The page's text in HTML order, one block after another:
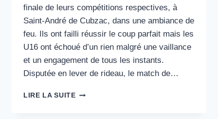
finale de leurs compétitions respectives, à
Saint-André de Cubzac, dans une ambiance de
feu. Ils ont failli réussir le coup parfait mais les
U16 ont échoué d’un rien malgré une vaillance
et un engagement de tous les instants.
Disputée en lever de rideau, le match de…
LIRE LA SUITEÇA